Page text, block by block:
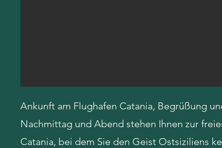
Ankunft am Flughafen Catania, Begrüßung
Nachmittag und Abend stehen Ihnen zur
Catania, bei dem Sie den Geist Ostsiziliens